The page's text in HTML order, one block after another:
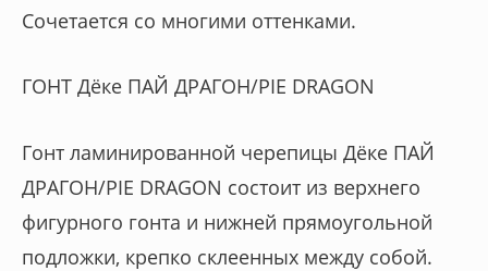
Сочетается со многими оттенками.
ГОНТ Дёке ПАЙ ДРАГОН/PIE DRAGON
Гонт ламинированной черепицы Дёке ПАЙ
ДРАГОН/PIE DRAGON состоит из верхнего
фигурного гонта и нижней прямоугольной
подложки, крепко склеенных между собой.